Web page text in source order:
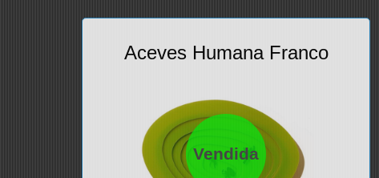
Vendida
Aceves Humana Franco